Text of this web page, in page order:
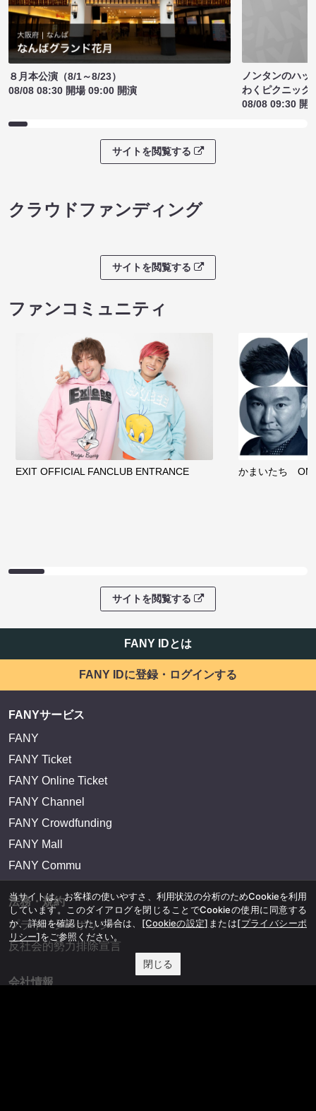
８月本公演（8/1～8/23）
08/08 08:30 開場 09:00 開演
ノンタンのハッ
わくピクニック
08/08 09:30 開
サイトを閲覧する
クラウドファンディング
サイトを閲覧する
ファンコミュニティ
EXIT OFFICIAL FANCLUB ENTRANCE かまいたち
サイトを閲覧する
FANY IDとは
FANY IDに登録・ログインする
FANYサービス
FANY
FANY Ticket
FANY Online Ticket
FANY Channel
FANY Crowdfunding
FANY Mall
FANY Commu
法務・規約
プライバシーポリシー
反社会的勢力排除宣言
会社情報
当サイトは、お客様の使いやすさ、利用状況の分析のためCookieを利用
しています。このダイアログを閉じることでCookieの使用に同意する
か、詳細を確認したい場合は、 [Cookieの設定] または[プライバシーポ
リシー]をご参照ください。
閉じる